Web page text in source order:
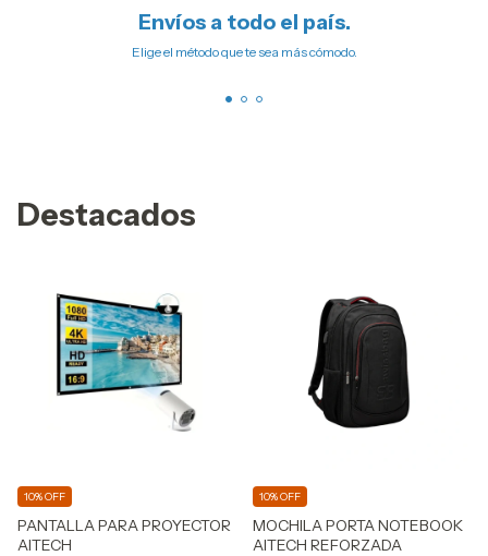
Envíos a todo el país.
Elige el método que te sea más cómodo.
Destacados
PANTALLA PARA PROYECTOR
AITECH
10% OFF
MOCHILA PORTA NOTEBOOK
AITECH REFORZADA
10% OFF